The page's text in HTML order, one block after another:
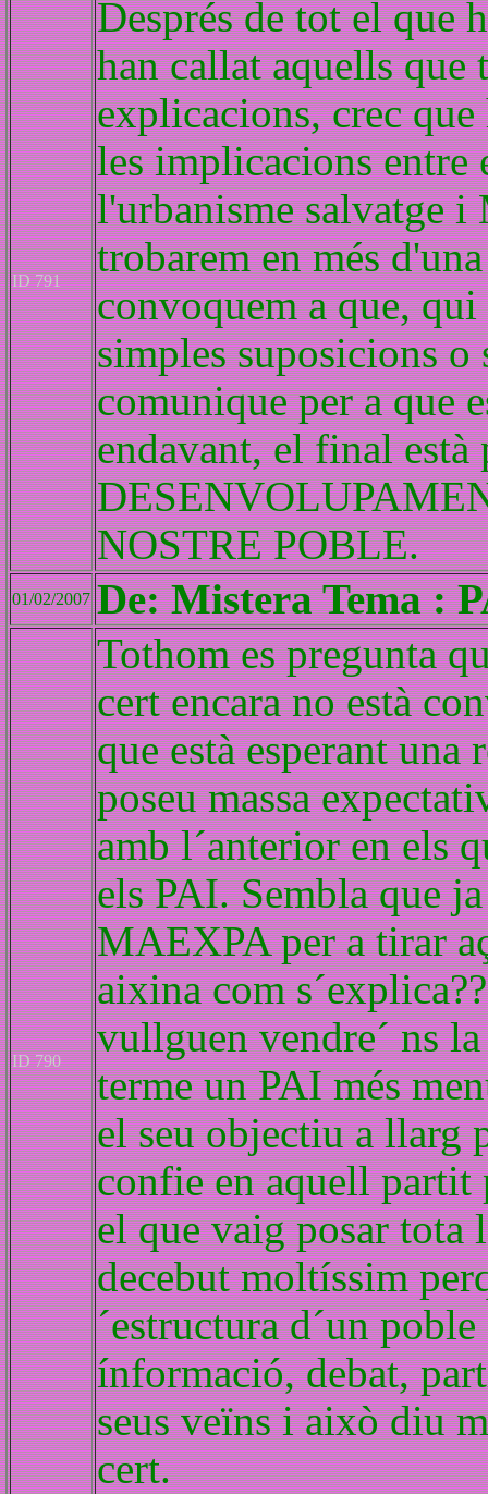
ID 791
Després de tot el que
han callat aquells que
explicacions, crec
les implicacions entre
l'urbanisme salvatge i
trobarem en més
convoquem a que,
simples suposicions o
comunique per a que
endavant, el final
NOSTRE POBLE.
01/02/2007 De: Mistera Tema :
ID 790
Tothom es pregunta
cert encara no està
que està esperant una
poseu massa
amb l´anterior en els
els PAI. Sembla que
MAEXPA per a tirar
aixina com
vullguen vendre´ ns
terme un PAI més
el seu objectiu a llarg
confie en aquell
el que vaig posar tota
decebut moltíssim
´estructura d´un
ínformació, debat,
seus veïns i això diu
cert.